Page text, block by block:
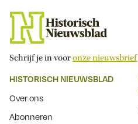
Schrijf je in vooronze nieuwsbrief
HISTORISCH NIEUWSBLAD
Over ons
Abonneren